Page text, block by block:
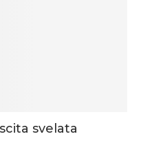
svelata